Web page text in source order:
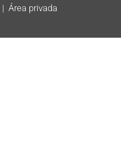
| Área privada